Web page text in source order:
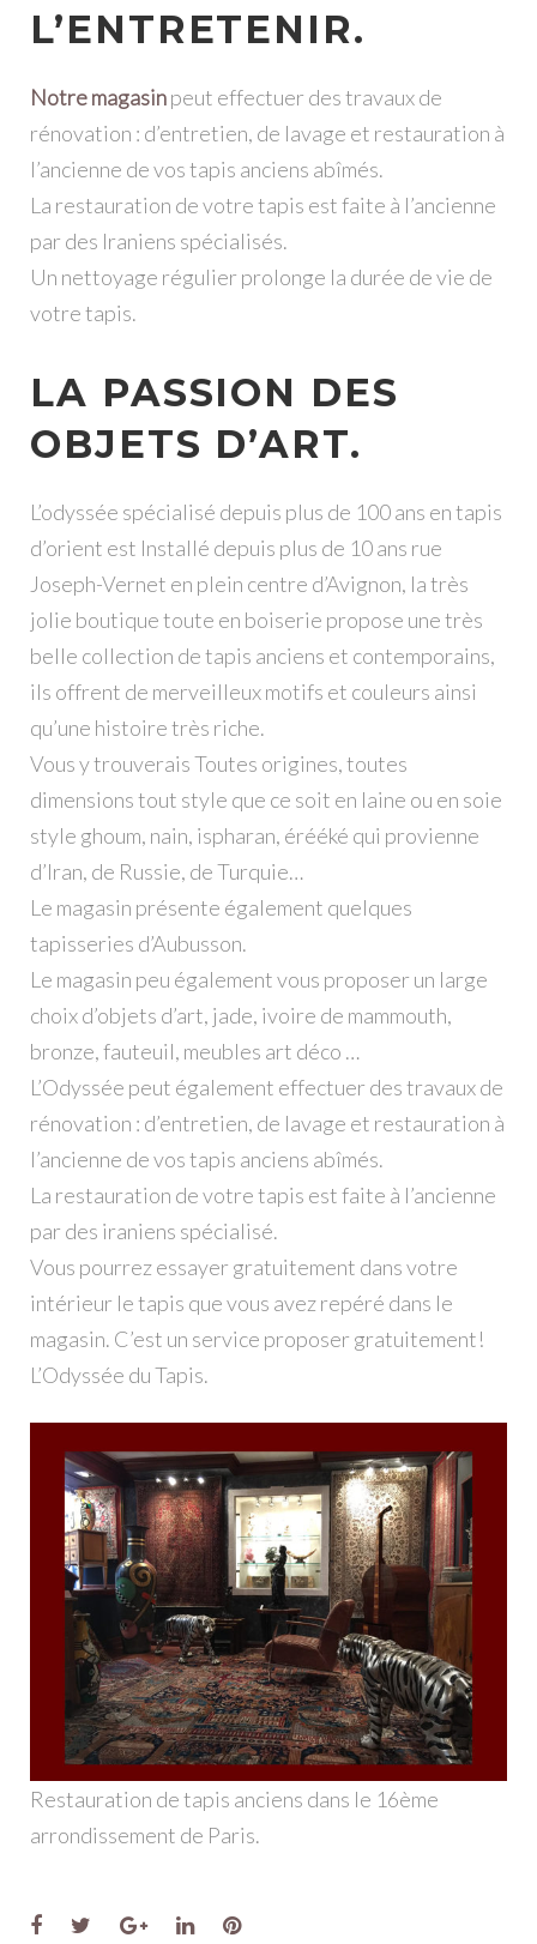
L’ENTRETENIR.
Notre magasinpeut effectuer des travaux de
rénovation : d’entretien, de lavage et restauration à
l’ancienne de vos tapis anciens abîmés.
La restauration de votre tapis est faite à l’ancienne
par des Iraniens spécialisés.
Un nettoyage régulier prolonge la durée de vie de
votre tapis.
LA PASSION DES
OBJETS D’ART.
L’odyssée spécialisé depuis plus de 100 ans en tapis
d’orient est Installé depuis plus de 10 ans rue
Joseph-Vernet en plein centre d’Avignon, la très
jolie boutique toute en boiserie propose une très
belle collection de tapis anciens et contemporains,
ils offrent de merveilleux motifs et couleurs ainsi
qu’une histoire très riche.
Vous y trouverais Toutes origines, toutes
dimensions tout style que ce soit en laine ou en soie
style ghoum, nain, ispharan, érééké qui provienne
d’Iran, de Russie, de Turquie…
Le magasin présente également quelques
tapisseries d’Aubusson.
Le magasin peu également vous proposer un large
choix d’objets d’art, jade, ivoire de mammouth,
bronze, fauteuil, meubles art déco …
L’Odyssée peut également effectuer des travaux de
rénovation : d’entretien, de lavage et restauration à
l’ancienne de vos tapis anciens abîmés.
La restauration de votre tapis est faite à l’ancienne
par des iraniens spécialisé.
Vous pourrez essayer gratuitement dans votre
intérieur le tapis que vous avez repéré dans le
magasin. C’est un service proposer gratuitement!
L’Odyssée du Tapis.
Restauration de tapis anciens dans le 16ème
arrondissement de Paris.
Facebook
TwitterGoogle+
LinkedInPinterest